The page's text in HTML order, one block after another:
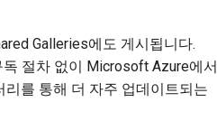
Galleries에도 게시됩니다.
절차 없이 Microsoft Azure에서
리를 통해 더 자주 업데이트되는